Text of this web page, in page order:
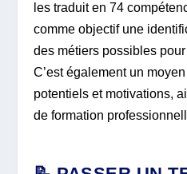
les traduit en 74
comme objectif une
des métiers possibles
C’est également un
potentiels et motivations,
de formation